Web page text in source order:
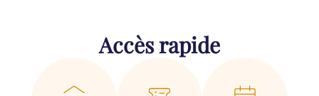
Accès rapide